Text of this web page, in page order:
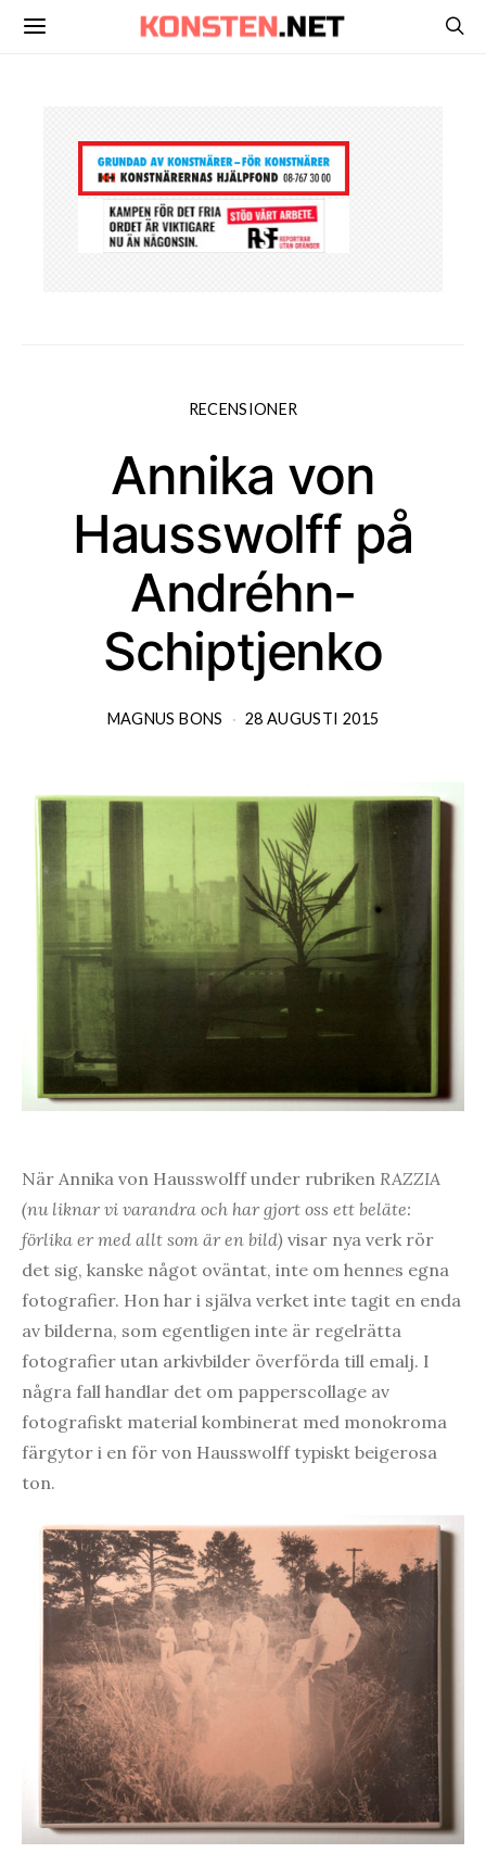
RECENSIONER
Annika von
Hausswolff på
Andréhn-
Schiptjenko
MAGNUS BONS 28 AUGUSTI 2015
När Annika von Hausswolff under rubriken RAZZIA
(nu liknar vi varandra och har gjort oss ett beläte:
förlika er med allt som är en bild) visar nya verk rör
det sig, kanske något oväntat, inte om hennes egna
fotografier. Hon har i själva verket inte tagit en enda
av bilderna, som egentligen inte är regelrätta
fotografier utan arkivbilder överförda till emalj. I
några fall handlar det om papperscollage av
fotografiskt material kombinerat med monokroma
färgytor i en för von Hausswolff typiskt beigerosa
ton.